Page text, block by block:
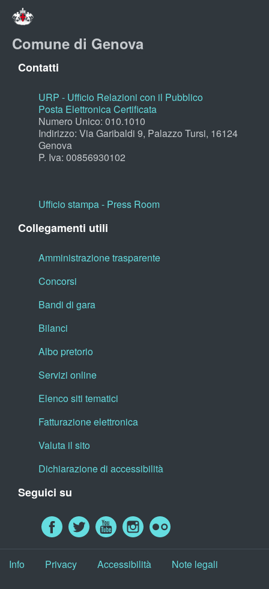
Comune di Genova
Contatti
URP - Ufficio Relazioni con il Pubblico
Posta Elettronica Certificata
Numero Unico: 010.1010
Indirizzo: Via Garibaldi 9, Palazzo Tursi, 16124
Genova
P. Iva: 00856930102
Ufficio stampa - Press Room
Collegamenti utili
Amministrazione trasparente
Concorsi
Bandi di gara
Bilanci
Albo pretorio
Servizi online
Elenco siti tematici
Fatturazione elettronica
Valuta il sito
Dichiarazione di accessibilità
Seguici su
Info Privacy Accessibilità Note legali